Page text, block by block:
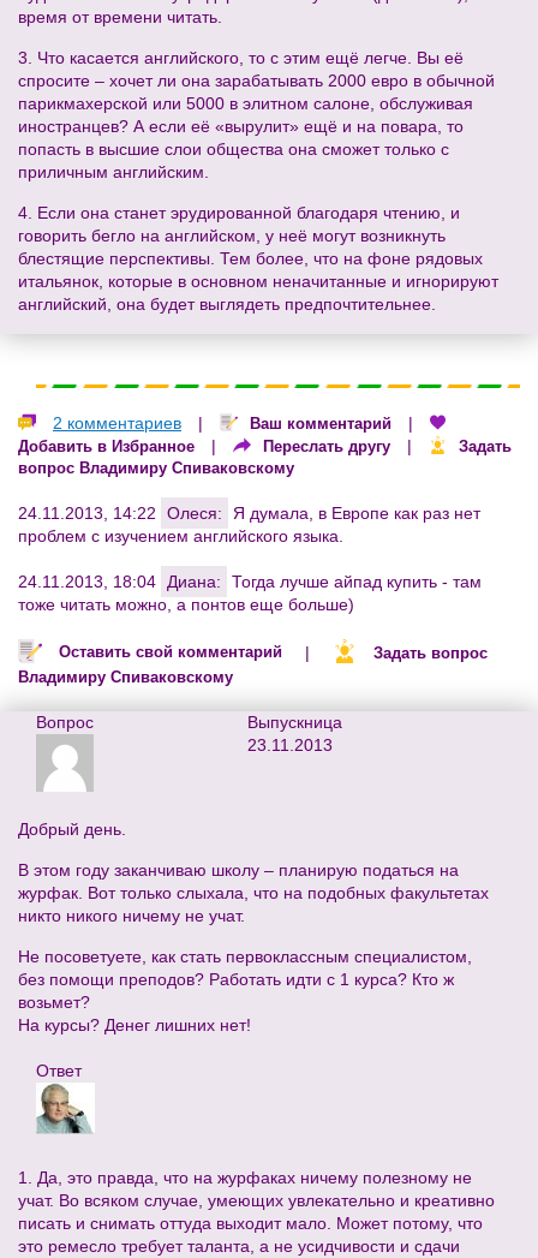
время от времени читать.
3. Что касается английского, то с этим ещё легче. Вы её
спросите – хочет ли она зарабатывать 2000 евро в обычной
парикмахерской или 5000 в элитном салоне, обслуживая
иностранцев? А если её «вырулит» ещё и на повара, то
попасть в высшие слои общества она сможет только с
приличным английским.
4. Если она станет эрудированной благодаря чтению, и
говорить бегло на английском, у неё могут возникнуть
блестящие перспективы. Тем более, что на фоне рядовых
итальянок, которые в основном неначитанные и игнорируют
английский, она будет выглядеть предпочтительнее.
2 комментариев | Ваш комментарий |
Добавить в Избранное | Переслать другу |
Задать
вопрос Владимиру Спиваковскому
24.11.2013, 14:22 Олеся:
Я думала, в Европе как раз нет
проблем с изучением английского языка.
24.11.2013, 18:04 Диана:
Тогда лучше айпад купить - там
тоже читать можно, а понтов еще больше)
Оставить свой комментарий |
Задать вопрос
Владимиру Спиваковскому
Вопрос
Выпускница
23.11.2013
Добрый день.
В этом году заканчиваю школу – планирую податься на
журфак. Вот только слыхала, что на подобных факультетах
никто никого ничему не учат.
Не посоветуете, как стать первоклассным специалистом,
без помощи преподов? Работать идти с 1 курса? Кто ж
возьмет?
На курсы? Денег лишних нет!
Ответ
1. Да, это правда, что на журфаках ничему полезному не
учат. Во всяком случае, умеющих увлекательно и креативно
писать и снимать оттуда выходит мало. Может потому, что
это ремесло требует таланта, а не усидчивости и сдачи